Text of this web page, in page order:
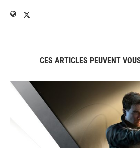
CES ARTICLES PEUVENT